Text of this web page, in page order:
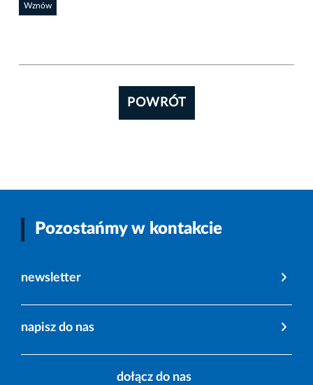
Wznów
POWRÓT
Pozostańmy w kontakcie
newsletter
napisz do nas
dołącz do nas